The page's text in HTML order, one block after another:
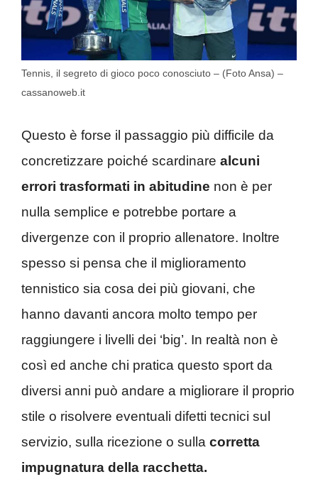
Tennis, il segreto di gioco poco conosciuto – (Foto Ansa) –
cassanoweb.it
Questo è forse il passaggio più difficile da
concretizzare poiché scardinare alcuni
errori trasformati in abitudine non è per
nulla semplice e potrebbe portare a
divergenze con il proprio allenatore. Inoltre
spesso si pensa che il miglioramento
tennistico sia cosa dei più giovani, che
hanno davanti ancora molto tempo per
raggiungere i livelli dei ‘big’. In realtà non è
così ed anche chi pratica questo sport da
diversi anni può andare a migliorare il proprio
stile o risolvere eventuali difetti tecnici sul
servizio, sulla ricezione o sulla corretta
impugnatura della racchetta.